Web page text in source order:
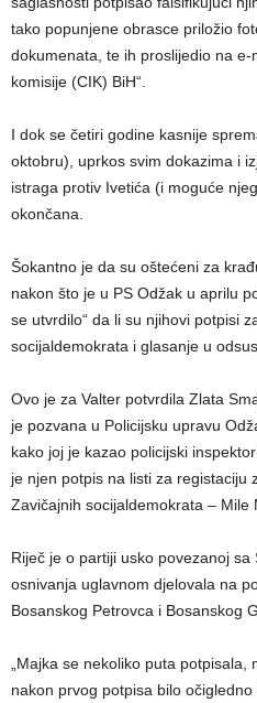
tako popunjene obrasce priložio
dokumenata, te ih proslijedio na
komisije (CIK) BiH“.
I dok se četiri godine kasnije
oktobru), uprkos svim dokazima i
istraga protiv Ivetića (i moguće
okončana.
Šokantno je da su oštećeni za
nakon što je u PS Odžak u aprilu
se utvrdilo“ da li su njihovi potpisi
socijaldemokrata i glasanje u
Ovo je za Valter potvrdila Zlata
je pozvana u Policijsku upravu
kako joj je kazao policijski
je njen potpis na listi za registaciju
Zavičajnih socijaldemokrata – Mile
Riječ je o partiji usko povezanoj sa
osnivanja uglavnom djelovala na
Bosanskog Petrovca i Bosanskog
„Majka se nekoliko puta
nakon prvog potpisa bilo